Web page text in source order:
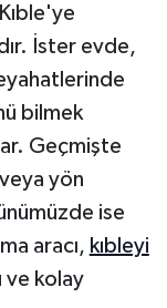
İster evde,
bilmek
Geçmişte
yön
ise
aracı, kıbleyi
ve kolay